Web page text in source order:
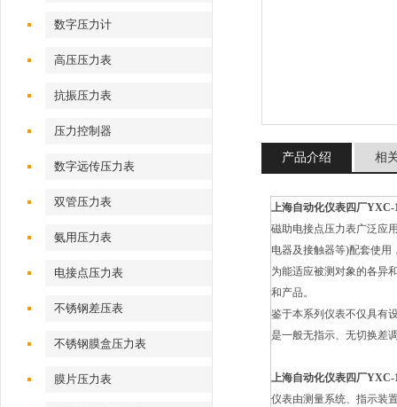
数字压力计
高压压力表
抗振压力表
压力控制器
数字远传压力表
双管压力表
氨用压力表
电接点压力表
不锈钢差压表
不锈钢膜盒压力表
膜片压力表
产品介绍 相
上海自动化仪表四厂
磁助电接点压力表广泛应
电器及接触器等)配套使用
为能适应被测对象的各异
和产品。
鉴于本系列仪表不仅具有
是一般无指示、无切换差
上海自动化仪表四厂
仪表由测量系统、指示装